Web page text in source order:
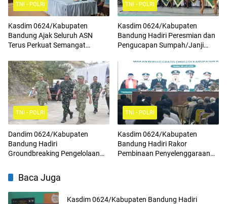
TNI - POLRI
Kasdim 0624/Kabupaten
Bandung Ajak Seluruh ASN
Terus Perkuat Semangat
Cinta Tanah Air Serta
Mengamalkan Nilai Nilai
Pancasila
TNI - POLRI
Kasdim 0624/Kabupaten
Bandung Hadiri Peresmian dan
Pengucapan Sumpah/Janji
TNI - POLRI
Dandim 0624/Kabupaten
Bandung Hadiri
Groundbreaking Pengelolaan
(PSEL) TPPAS Regional Legok
Nangka
TNI - POLRI
Kasdim 0624/Kabupaten
Bandung Hadiri Rakor
Pembinaan Penyelenggaraan
Baca Juga
Kasdim 0624/Kabupaten Bandung Hadiri